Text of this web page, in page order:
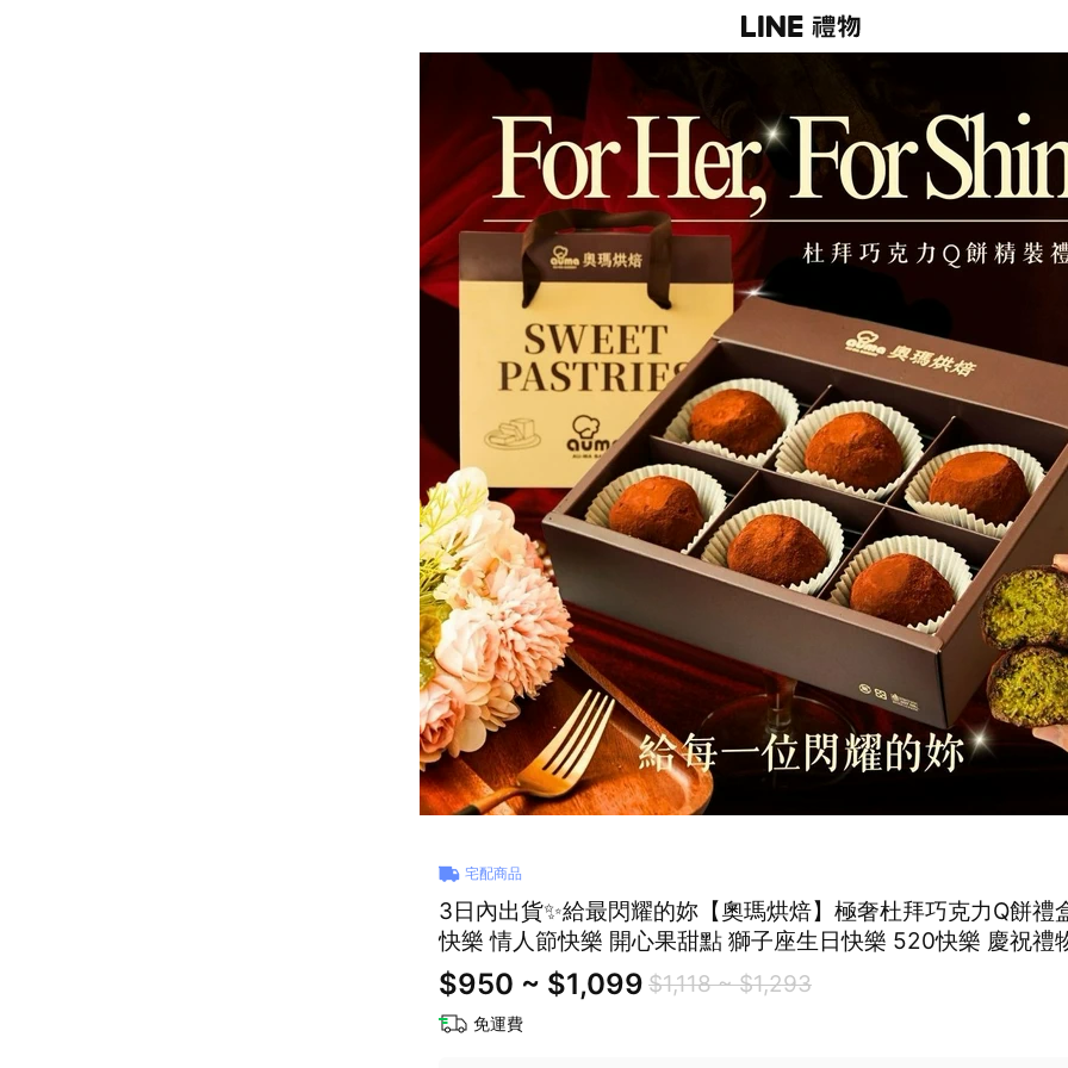
宅配商品
3日內出貨✨給最閃耀的妳【奧瑪烘焙】極奢杜拜巧克力Q餅禮
快樂 情人節快樂 開心果甜點 獅子座生日快樂 520快樂 慶祝禮物 生日禮
物 野餐禮物
$950 ~ $1,099 $1,118 ~ $1,293
免運費